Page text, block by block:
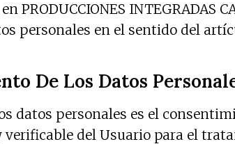
PRODUCCIONES
personales en el sentido del
De Los Datos
personales es el
del Usuario para el